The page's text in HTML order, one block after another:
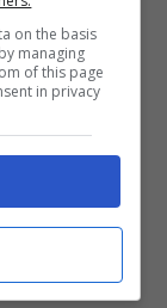
8.9
giorni
2
on the basis
managing
of this page
in privacy